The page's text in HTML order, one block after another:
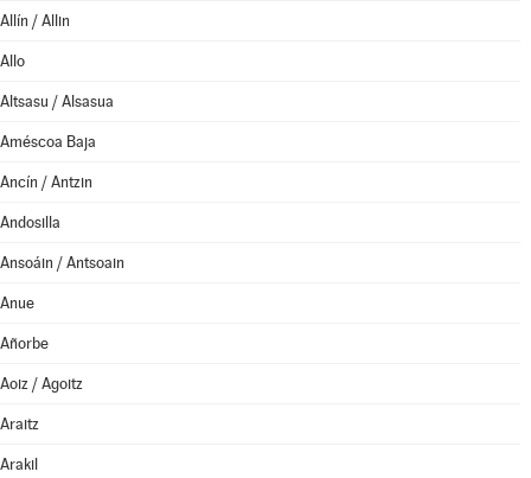
Allín / Allin
Allo
Altsasu / Alsasua
Améscoa Baja
Ancín / Antzin
Andosilla
Ansoáin / Antsoain
Anue
Añorbe
Aoiz / Agoitz
Araitz
Arakil